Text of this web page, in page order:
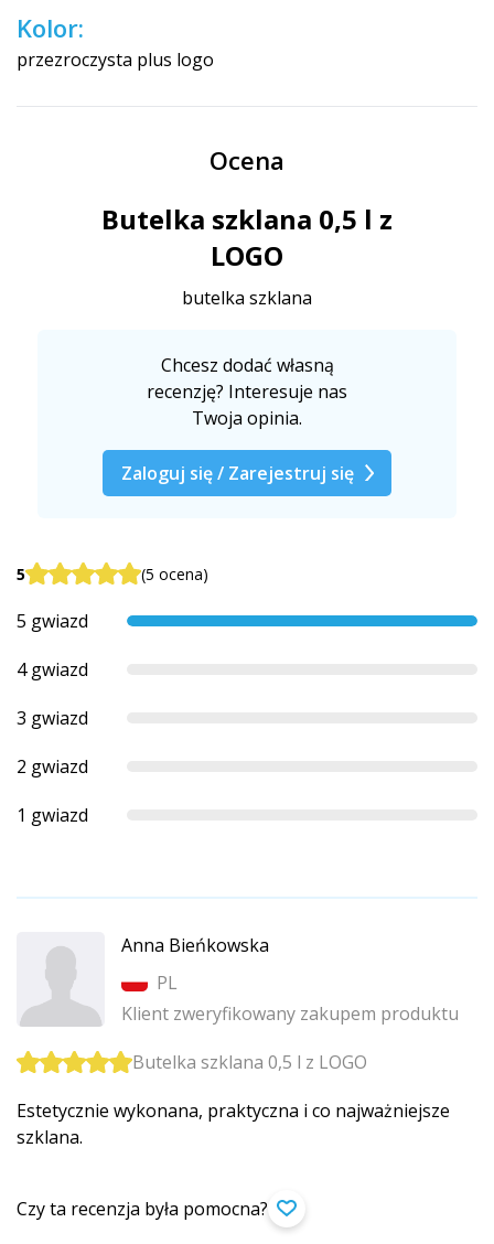
Kolor:
przezroczysta plus logo
Ocena
Butelka szklana 0,5 l z
LOGO
butelka szklana
Chcesz dodać własną
recenzję? Interesuje nas
Twoja opinia.
Zaloguj się / Zarejestruj się
5 (5 ocena)
5 gwiazd
4 gwiazd
3 gwiazd
2 gwiazd
1 gwiazd
Anna Bieńkowska
PL
Klient zweryfikowany zakupem produktu
Butelka szklana 0,5 l z LOGO
Estetycznie wykonana, praktyczna i co najważniejsze
szklana.
Czy ta recenzja była pomocna?